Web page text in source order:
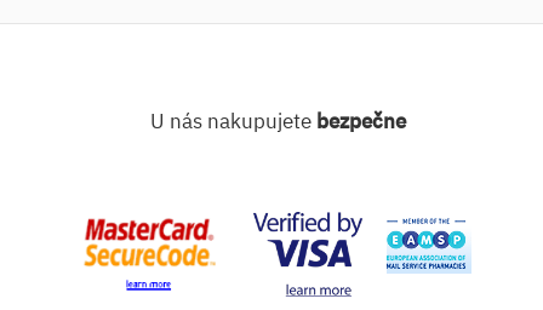
U nás nakupujete bezpečne